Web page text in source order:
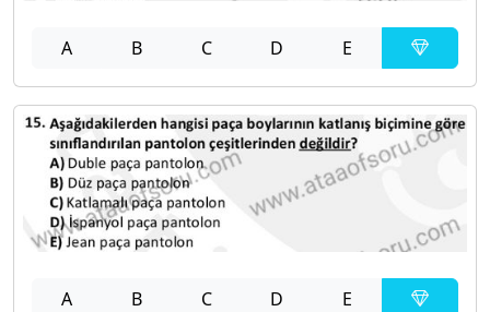
A B C D E
A B C D E